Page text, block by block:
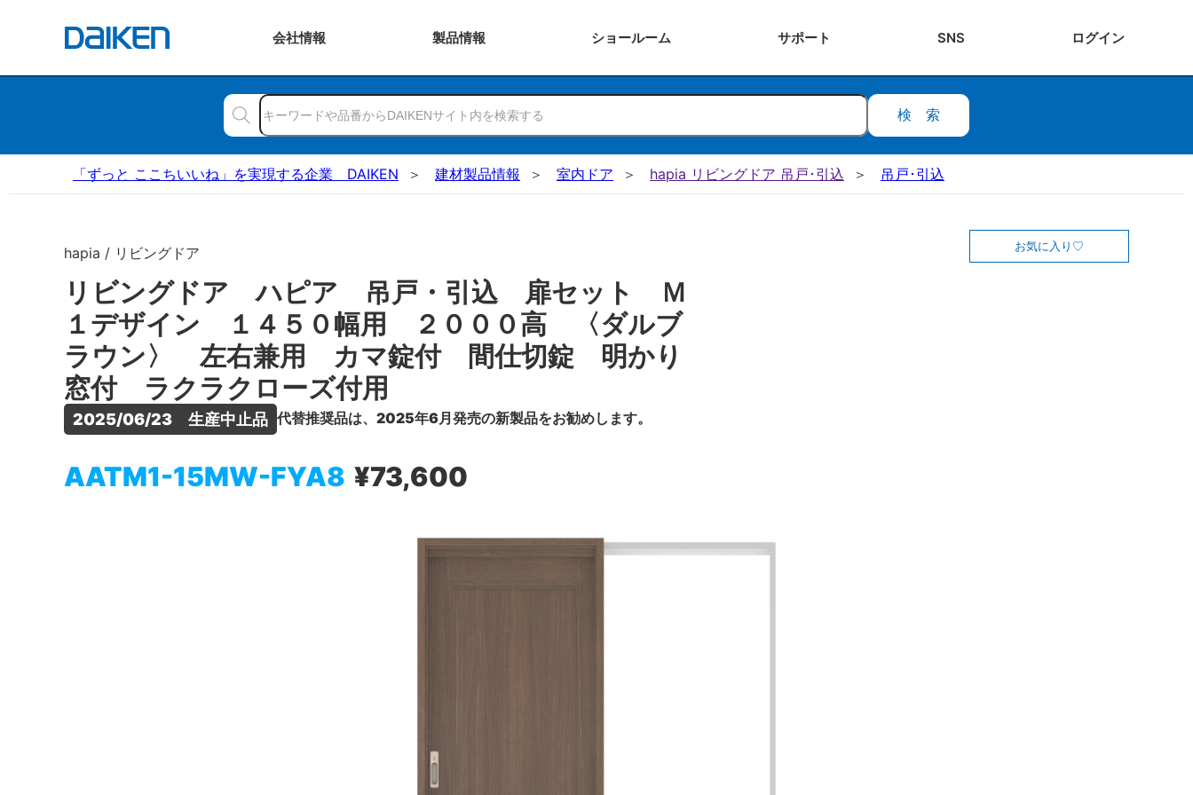
会社情報 製品情報 ショールーム サポート SNS ログイン
検索
「ずっと ここちいいね」を実現する企業 DAIKEN 建材製品情報 室内ドア hapia リビングドア 吊戸･引込 吊戸･引込
hapia / リビングドア
リビングドア ハピア 吊戸・引込 扉セット Ｍ
１デザイン １４５０幅用 ２０００高 〈ダルブ
ラウン〉 左右兼用 カマ錠付 間仕切錠 明かり
窓付 ラクラクローズ付用
2025/06/23　生産中止品 代替推奨品は、2025年6月発売の新製品をお勧めします。
AATM1-15MW-FYA8 ¥73,600
お気に入り